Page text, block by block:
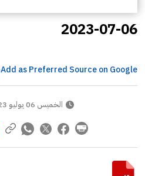
2023-07-06
Add as Preferred Source on Google
الخميس 06 يوليو 2023